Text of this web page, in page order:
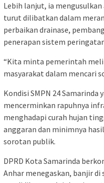
Lebih lanjut, ia
turut dilibatkan dalam
perbaikan drainase,
penerapan sistem
“Kita minta pemerintah
masyarakat dalam mencari
Kondisi SMPN 24
mencerminkan rapuhnya
menghadapi curah hujan
anggaran dan minimnya
sorotan publik.
DPRD Kota Samarinda
Anhar menegaskan, banjir